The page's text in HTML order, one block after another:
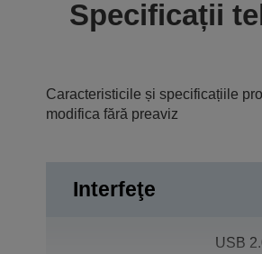
Specificații
Caracteristicile și specificațiile
modifica fără preaviz
Interfeţe
USB